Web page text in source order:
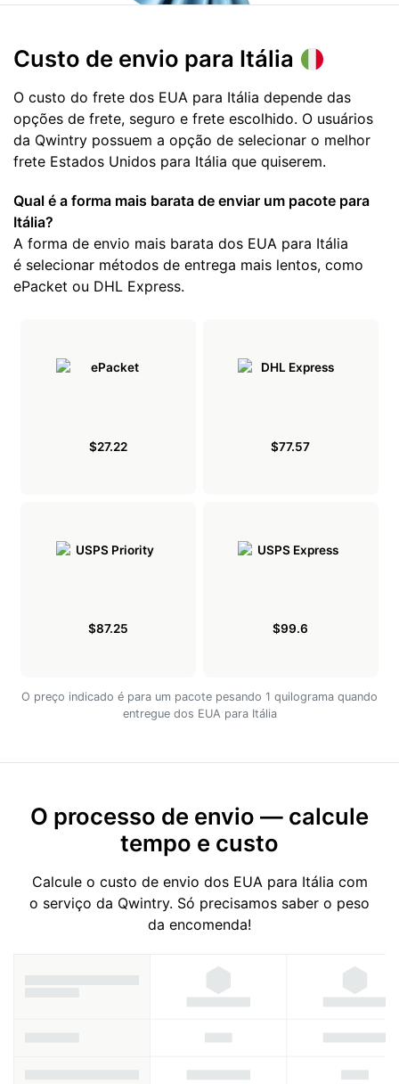
Custo de envio para Itália
O custo do frete dos EUA para Itália depende das
opções de frete, seguro e frete escolhido. O usuários
da Qwintry possuem a opção de selecionar o melhor
frete Estados Unidos para Itália que quiserem.
Qual é a forma mais barata de enviar um pacote para
Itália?
A forma de envio mais barata dos EUA para Itália
é selecionar métodos de entrega mais lentos, como
ePacket ou DHL Express.
$27.22 $77.57
$87.25 $99.6
O preço indicado é para um pacote pesando 1 quilograma quando
entregue dos EUA para Itália
O processo de envio — calcule
tempo e custo
Calcule o custo de envio dos EUA para Itália com
o serviço da Qwintry. Só precisamos saber o peso
da encomenda!